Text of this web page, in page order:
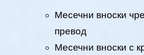
Месечни вноски
превод
Месечни вноски с